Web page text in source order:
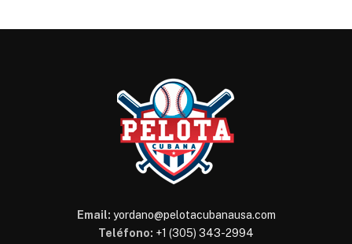
Email: yordano@pelotacubanausa.com
Teléfono: +1 (305) 343-2994